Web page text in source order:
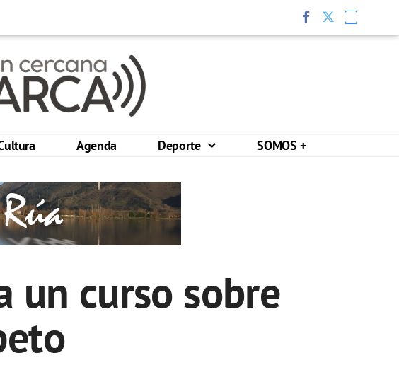
Agenda Deporte SOMOS +
un curso sobre